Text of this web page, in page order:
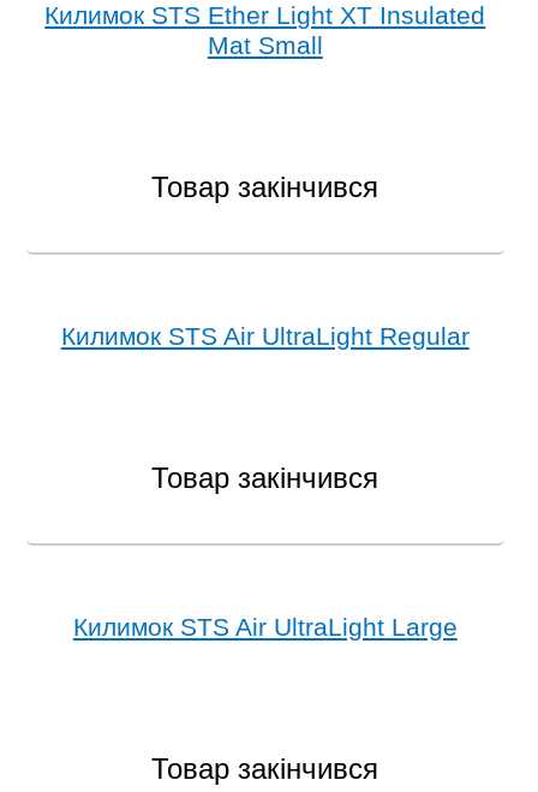
Килимок STS Ether Light XT Insulated
Mat Small
Товар закінчився
Килимок STS Air UltraLight Regular
Товар закінчився
Килимок STS Air UltraLight Large
Товар закінчився